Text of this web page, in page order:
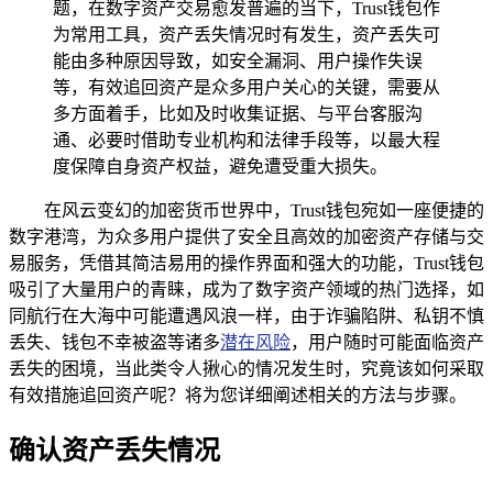
题，在数字资产交易愈发普遍的当下，Trust钱包作
为常用工具，资产丢失情况时有发生，资产丢失可
能由多种原因导致，如安全漏洞、用户操作失误
等，有效追回资产是众多用户关心的关键，需要从
多方面着手，比如及时收集证据、与平台客服沟
通、必要时借助专业机构和法律手段等，以最大程
度保障自身资产权益，避免遭受重大损失。
在风云变幻的加密货币世界中，Trust钱包宛如一座便捷的
数字港湾，为众多用户提供了安全且高效的加密资产存储与交
易服务，凭借其简洁易用的操作界面和强大的功能，Trust钱包
吸引了大量用户的青睐，成为了数字资产领域的热门选择，如
同航行在大海中可能遭遇风浪一样，由于诈骗陷阱、私钥不慎
丢失、钱包不幸被盗等诸多潜在风险，用户随时可能面临资产
丢失的困境，当此类令人揪心的情况发生时，究竟该如何采取
有效措施追回资产呢？将为您详细阐述相关的方法与步骤。
确认资产丢失情况